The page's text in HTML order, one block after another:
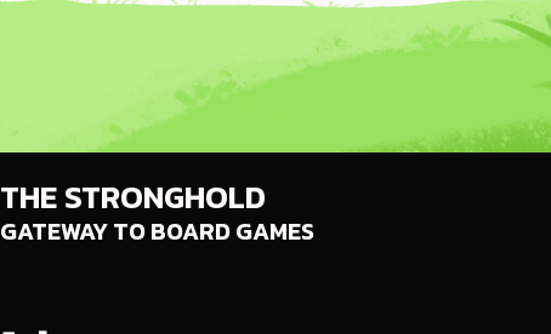
THE STRONGHOLD
GATEWAY TO BOARD GAMES